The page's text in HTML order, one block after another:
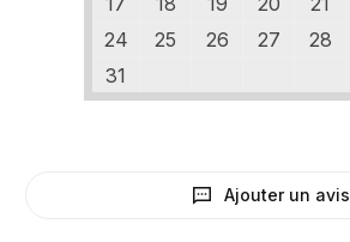
24
25 26 27 28
31
Ajouter un avis